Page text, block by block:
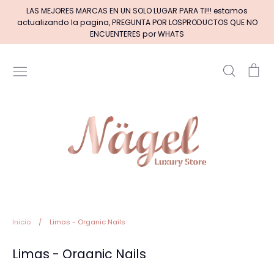
directamente
contenido
LAS MEJORES MARCAS EN UN SOLO LUGAR PARA TI!!! estamos
actualizando la pagina, PREGUNTA POR LOSPRODUCTOS QUE NO
ENCUENTERES por WHATS
Buscar
MARCAS DE ACRILICOS & GEL PINCELES (por tipos)
Inicio / Limas - Organic Nails
Limas - Organic Nails